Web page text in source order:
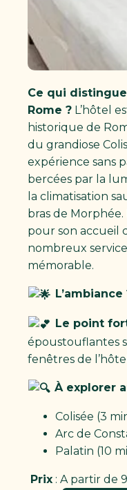
Ce qui
Rome ? L’hôtel
historique de
du grandiose
expérience sans
bercées par la
la climatisation
bras de Morphée.
pour son accueil
nombreux
mémorable.
L’ambiance
Le point
époustouflantes
fenêtres de
À explorer
Colisée (3
Arc de
Palatin (10
Prix : A partir de